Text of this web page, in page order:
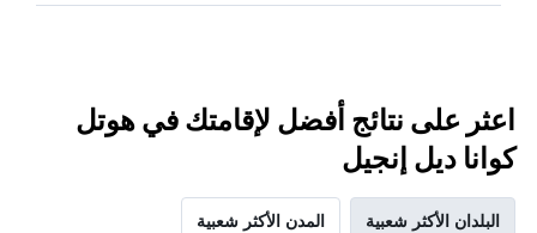
اعثر على نتائج أفضل لإقامتك في هوتل
كوانا ديل إنجيل
البلدان الأكثر شعبية المدن الأكثر شعبية